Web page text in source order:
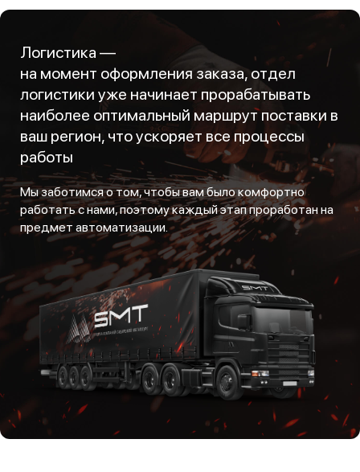
Логистика —
на момент оформления заказа, отдел
логистики уже начинает прорабатывать
наиболее оптимальный маршрут поставки в
ваш регион, что ускоряет все процессы
работы
Мы заботимся о том, чтобы вам было комфортно
работать с нами, поэтому каждый этап проработан на
предмет автоматизации.